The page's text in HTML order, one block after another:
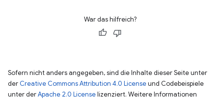
War das hilfreich?
Sofern nicht anders angegeben, sind die Inhalte dieser Seite unter
der Creative Commons Attribution 4.0 Licenseund Codebeispiele
unter derApache 2.0 Licenselizenziert. Weitere Informationen